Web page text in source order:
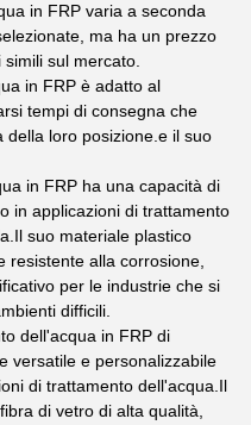
in FRP varia a seconda
ma ha un prezzo
sul mercato.
in FRP è adatto al
tempi di consegna che
loro posizione.e il suo
in FRP ha una capacità di
in applicazioni di trattamento
suo materiale plastico
resistente alla corrosione,
per le industrie che si
difficili.
dell'acqua in FRP di
versatile e personalizzabile
di trattamento dell'acqua.Il
di vetro di alta qualità,